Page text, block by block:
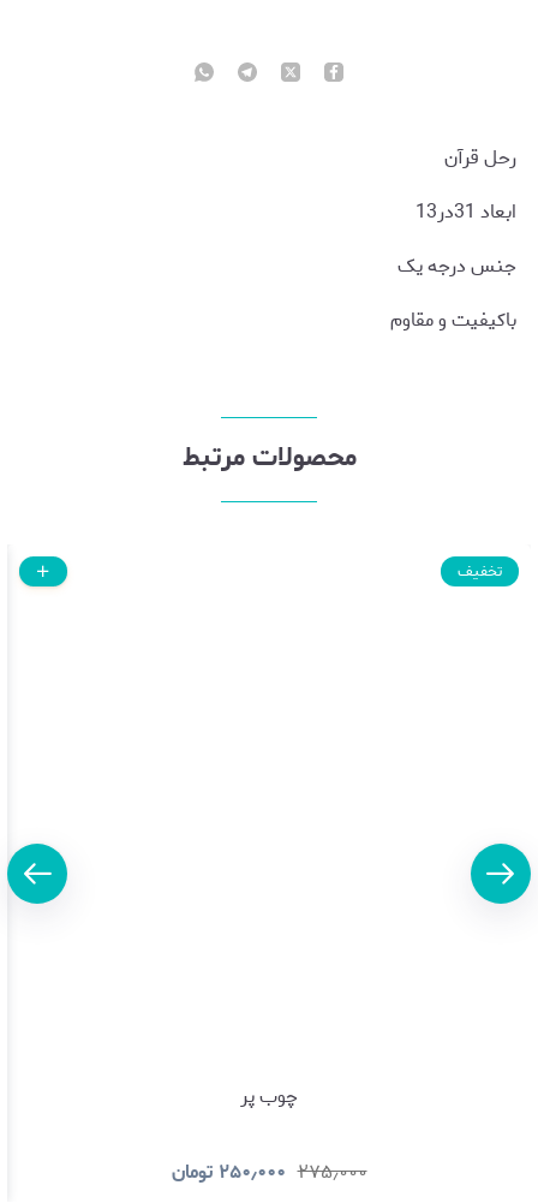
رحل قرآن
ابعاد 31در13
جنس درجه یک
باکیفیت و مقاوم
محصولات مرتبط
تخفیف
چوب پر
۲۷۵٫۰۰۰ ۲۵۰٫۰۰۰ تومان